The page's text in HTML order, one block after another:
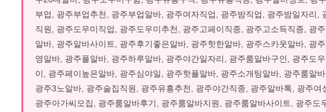
부업, 광주부업추천, 광주부업알바, 광주여자직업, 광주밤직업, 광주밤일자리,
직원, 광주도우미직업, 광주도우미추천, 광주고페이직종, 광주고소득직종, 광
알바, 광주알바사이트, 광주후기좋은알바, 광주핫한알바, 광주스카웃알바, 광
영알바, 광주풀알바, 광주하루알바, 광주야간일자리, 광주룸알바구인, 광주도
이, 광주페이높은알바, 광주심야일, 광주핫플알바, 광주소개팅알바, 광주룸알바
광주3노알바, 광주술집직원, 광주유흥추천, 광주야간직종, 광주알바톡, 광주여
광주아가씨모집, 광주룸알바후기, 광주룸알바지원, 광주룸알바사이트, 광주도